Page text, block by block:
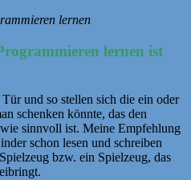
lernen
lernen ist
und so stellen sich die ein oder
schenken könnte, das den
sinnvoll ist. Meine Empfehlung
schon lesen und schreiben
bzw. ein Spielzeug, das